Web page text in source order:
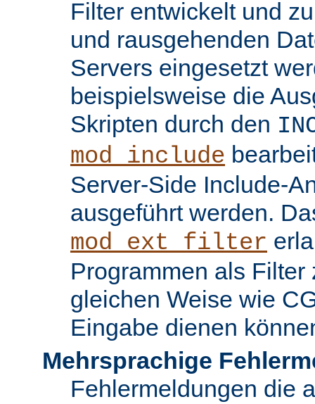
Filter entwickelt und
und rausgehenden
Servers eingesetzt
beispielsweise die
Skripten durch den
mod_include
Server-Side Include-
ausgeführt werden.
mod_ext_filter
Programmen als Filter
gleichen Weise wie
Eingabe dienen
Mehrsprachige
Fehlermeldungen die